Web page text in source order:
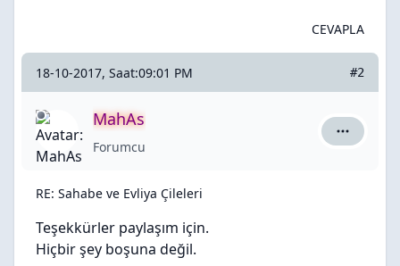
CEVAPLA
18-10-2017, Saat:09:01 PM #2
MahAs
Forumcu MahAs
RE: Sahabe ve Evliya Çileleri
Teşekkürler paylaşım için.
Hiçbir şey boşuna değil.